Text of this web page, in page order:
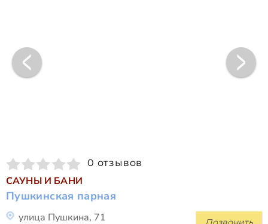
0 отзывов
САУНЫ И БАНИ
Пушкинская парная
улица Пушкина, 71